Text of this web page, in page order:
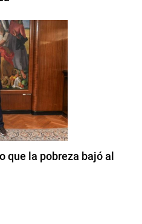
que la pobreza bajó al